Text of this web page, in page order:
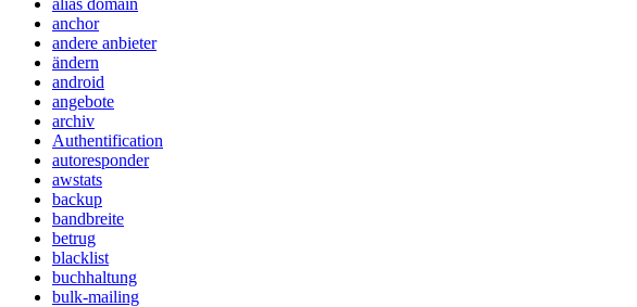
anchor
andere anbieter
ändern
android
angebote
archiv
Authentification
autoresponder
awstats
backup
bandbreite
betrug
blacklist
buchhaltung
bulk-mailing